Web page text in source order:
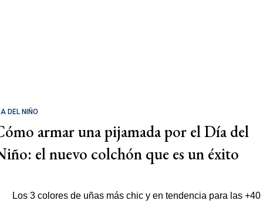
DEL NIÑO
armar una pijamada por el Día del
el nuevo colchón que es un éxito